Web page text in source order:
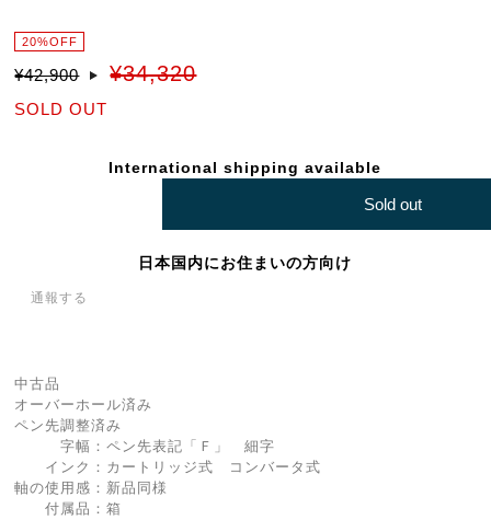
20%OFF
¥42,900 ¥34,320
SOLD OUT
International shipping available
Sold out
日本国内にお住まいの方向け
通報する
中古品
オーバーホール済み
ペン先調整済み
字幅：ペン先表記「Ｆ」 細字
インク：カートリッジ式 コンバータ式
軸の使用感：新品同様
付属品：箱